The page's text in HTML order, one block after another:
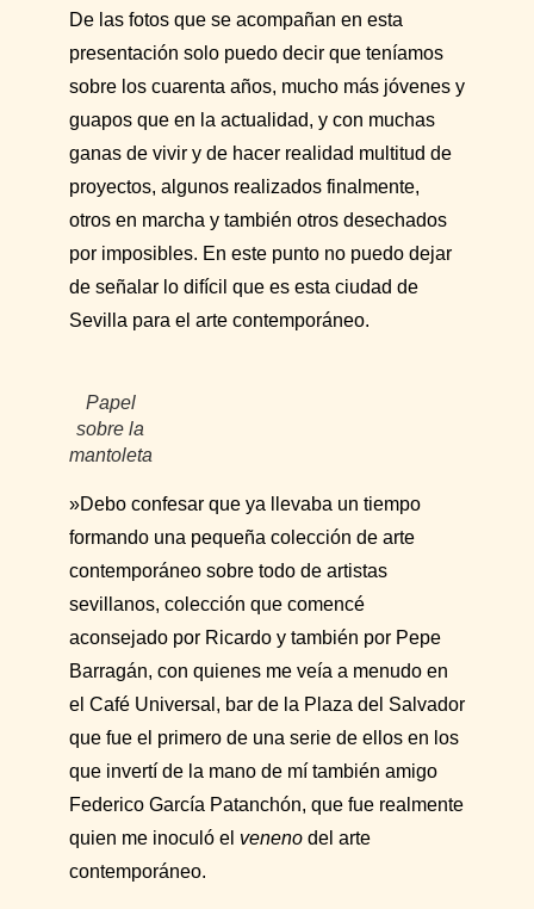
De las fotos que se acompañan en esta
presentación solo puedo decir que teníamos
sobre los cuarenta años, mucho más jóvenes y
guapos que en la actualidad, y con muchas
ganas de vivir y de hacer realidad multitud de
proyectos, algunos realizados finalmente,
otros en marcha y también otros desechados
por imposibles. En este punto no puedo dejar
de señalar lo difícil que es esta ciudad de
Sevilla para el arte contemporáneo.
Papel
sobre la
mantoleta
»Debo confesar que ya llevaba un tiempo
formando una pequeña colección de arte
contemporáneo sobre todo de artistas
sevillanos, colección que comencé
aconsejado por Ricardo y también por Pepe
Barragán, con quienes me veía a menudo en
el Café Universal, bar de la Plaza del Salvador
que fue el primero de una serie de ellos en los
que invertí de la mano de mí también amigo
Federico García Patanchón, que fue realmente
quien me inoculó el venenodel arte
contemporáneo.